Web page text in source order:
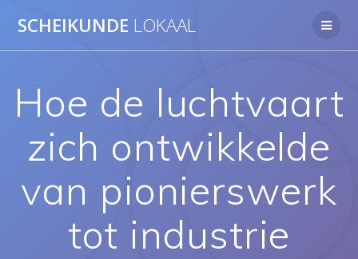
naar
SCHEIKUNDE LOKAAL
Hoe de luchtvaart
zich ontwikkelde
van pionierswerk
tot industrie